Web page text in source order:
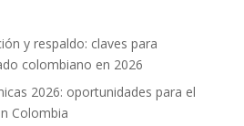
y respaldo: claves para
colombiano en 2026
2026: oportunidades para el
Colombia